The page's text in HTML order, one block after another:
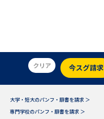
クリア 今スグ請求
大学・短大のパンフ・願書を請求 ＞
専門学校のパンフ・願書を請求 ＞